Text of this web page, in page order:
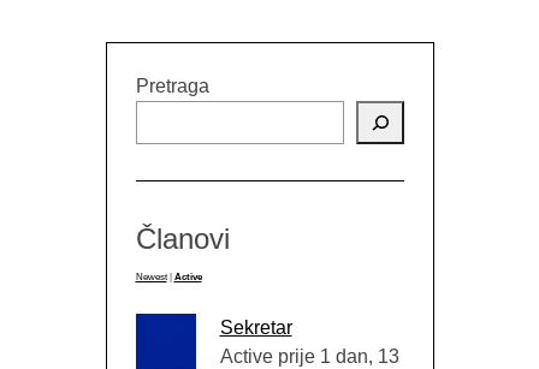
Pretraga
Članovi
Newest Active
Sekretar
Active prije 1 dan, 13